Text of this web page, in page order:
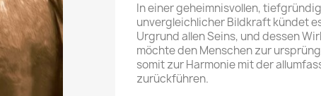
In einer geheimnisvollen,
unvergleichlicher Bildkraft kündet
Urgrund allen Seins, und dessen
möchte den Menschen zur
somit zur Harmonie mit der
zurückführen.